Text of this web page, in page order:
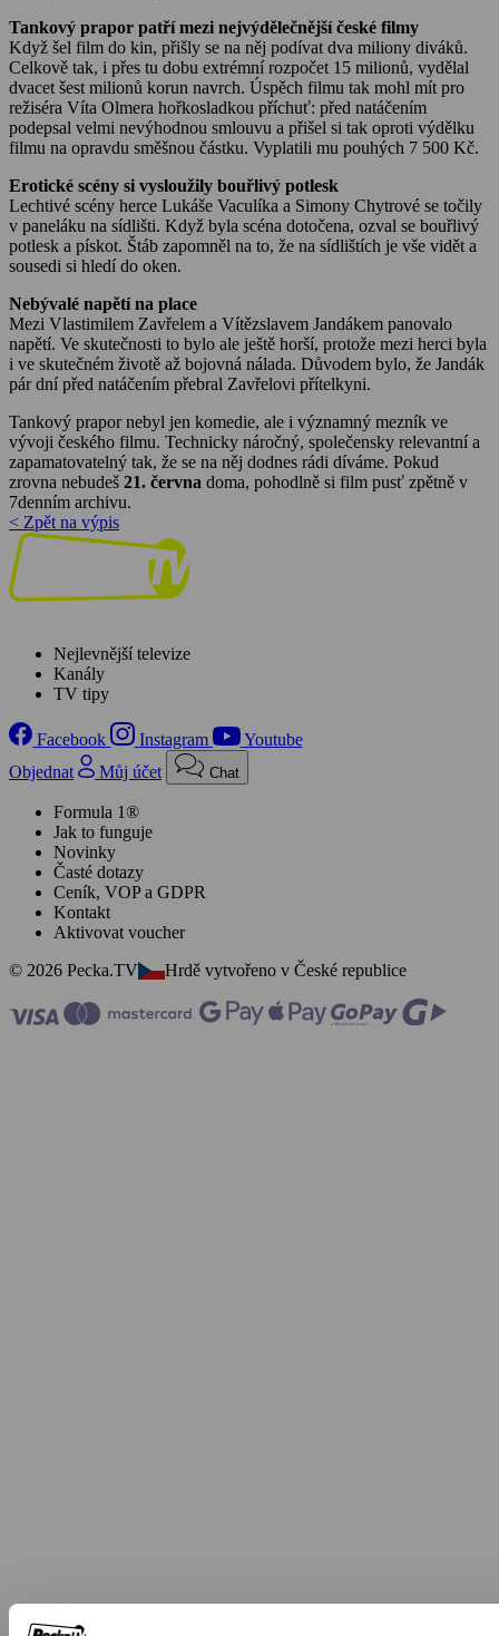
Tankový prapor patří mezi nejvýdělečnější české filmy
Když šel film do kin, přišly se na něj podívat dva miliony diváků.
Celkově tak, i přes tu dobu extrémní rozpočet 15 milionů, vydělal
dvacet šest milionů korun navrch. Úspěch filmu tak mohl mít pro
režiséra Víta Olmera hořkosladkou příchuť: před natáčením
podepsal velmi nevýhodnou smlouvu a přišel si tak oproti výdělku
filmu na opravdu směšnou částku. Vyplatili mu pouhých 7 500 Kč.
Erotické scény si vysloužily bouřlivý potlesk
Lechtivé scény herce Lukáše Vaculíka a Simony Chytrové se točily
v paneláku na sídlišti. Když byla scéna dotočena, ozval se bouřlivý
potlesk a pískot. Štáb zapomněl na to, že na sídlištích je vše vidět a
sousedi si hledí do oken.
Nebývalé napětí na place
Mezi Vlastimilem Zavřelem a Vítězslavem Jandákem panovalo
napětí. Ve skutečnosti to bylo ale ještě horší, protože mezi herci byla
i ve skutečném životě až bojovná nálada. Důvodem bylo, že Jandák
pár dní před natáčením přebral Zavřelovi přítelkyni.
Tankový prapor nebyl jen komedie, ale i významný mezník ve
vývoji českého filmu. Technicky náročný, společensky relevantní a
zapamatovatelný tak, že se na něj dodnes rádi díváme. Pokud
zrovna nebudeš 21. června doma, pohodlně si film pusť zpětně v
7denním archivu.
< Zpět na výpis
Nejlevnější televize
Kanály
TV tipy
Facebook Instagram
Youtube
Objednat
Můj účet Chat
Formula 1®
Jak to funguje
Novinky
Časté dotazy
Ceník, VOP a GDPR
Kontakt
Aktivovat voucher
© 2026 Pecka.TV
Hrdě vytvořeno v České republice